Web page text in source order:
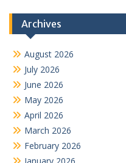
Archives
August 2026
July 2026
June 2026
May 2026
April 2026
March 2026
February 2026